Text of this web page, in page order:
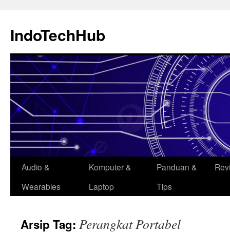
isi
IndoTechHub
Audio &
Wearables
Komputer &
Laptop
Panduan &
Tips
Arsip Tag: Perangkat Portabel